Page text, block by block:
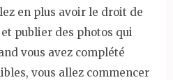
en plus avoir le droit de
publier des photos qui
vous avez complété
vous allez commencer